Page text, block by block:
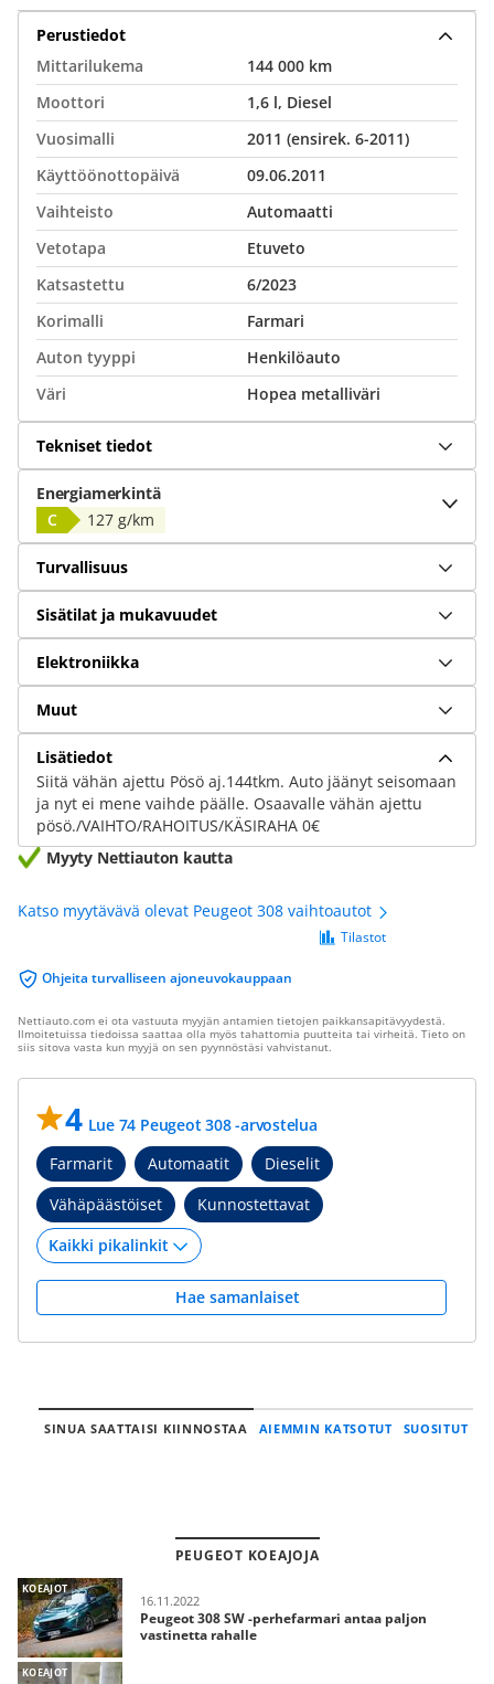
Perustiedot
Mittarilukema
144 000 km
Moottori
1,6 l, Diesel
Vuosimalli
2011 (ensirek. 6-2011)
Käyttöönottopäivä
09.06.2011
Vaihteisto
Automaatti
Vetotapa
Etuveto
Katsastettu
6/2023
Korimalli
Farmari
Auton tyyppi
Henkilöauto
Väri
Hopea metalliväri
Tekniset tiedot
Energiamerkintä
C
127 g/km
Turvallisuus
Sisätilat ja mukavuudet
Elektroniikka
Muut
Lisätiedot
Siitä vähän ajettu Pösö aj.144tkm. Auto jäänyt seisomaan
ja nyt ei mene vaihde päälle. Osaavalle vähän ajettu
pösö./VAIHTO/RAHOITUS/KÄSIRAHA 0€
Myyty Nettiauton kautta
Katso myytävävä olevat Peugeot 308 vaihtoautot
Ohjeita turvalliseen ajoneuvokauppaan
Tilastot
Nettiauto.com ei ota vastuuta myyjän antamien tietojen paikkansapitävyydestä.
Ilmoitetuissa tiedoissa saattaa olla myös tahattomia puutteita tai virheitä. Tieto on
siis sitova vasta kun myyjä on sen pyynnöstäsi vahvistanut.
4 Lue 74 Peugeot 308 -arvostelua
Farmarit
Automaatit
Dieselit
Vähäpäästöiset
Kunnostettavat
Hae samanlaiset
SINUA SAATTAISI KIINNOSTAA AIEMMIN KATSOTUT SUOSITUT
PEUGEOT KOEAJOJA
KOEAJOT
16.11.2022
Peugeot 308 SW -perhefarmari antaa paljon
vastinetta rahalle
KOEAJOT